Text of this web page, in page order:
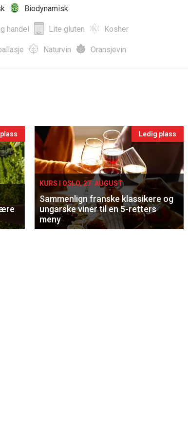
Biodynamisk
handel Lite gluten Kosher
Naturvin Oransjevin
Ledig plass
KURS I OSLO, 27. AUGUST
Sammenlign franske klassikere og
ungarske viner til en 5-retters
meny